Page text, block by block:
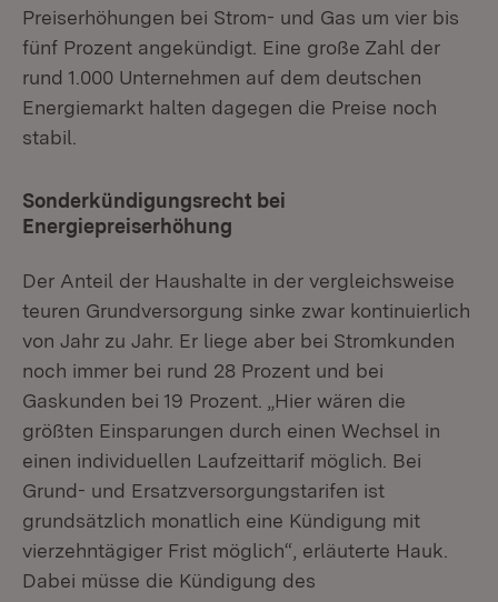
Preiserhöhungen bei Strom- und Gas um vier bis
fünf Prozent angekündigt. Eine große Zahl der
rund 1.000 Unternehmen auf dem deutschen
Energiemarkt halten dagegen die Preise noch
stabil.
Sonderkündigungsrecht bei
Energiepreiserhöhung
Der Anteil der Haushalte in der vergleichsweise
teuren Grundversorgung sinke zwar kontinuierlich
von Jahr zu Jahr. Er liege aber bei Stromkunden
noch immer bei rund 28 Prozent und bei
Gaskunden bei 19 Prozent. „Hier wären die
größten Einsparungen durch einen Wechsel in
einen individuellen Laufzeittarif möglich. Bei
Grund- und Ersatzversorgungstarifen ist
grundsätzlich monatlich eine Kündigung mit
vierzehntägiger Frist möglich“, erläuterte Hauk.
Dabei müsse die Kündigung des